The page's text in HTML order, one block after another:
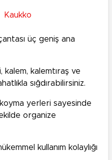
Kaukko
üç geniş ana
kalem, kalemtıraş ve
sığdırabilirsiniz.
yerleri sayesinde
organize
kullanım kolaylığı